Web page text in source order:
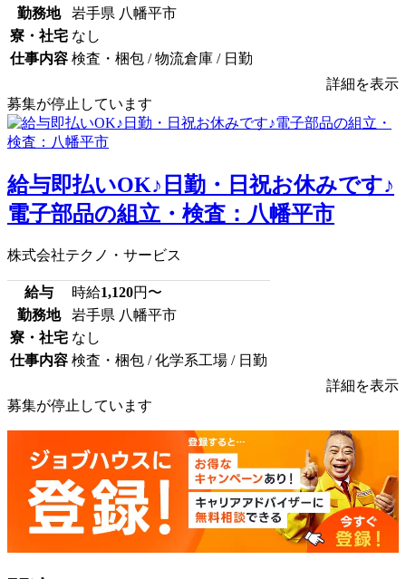
勤務地
岩手県 八幡平市
寮・社宅 なし
仕事内容 検査・梱包 / 物流倉庫 / 日勤
詳細を表示
募集が停止しています
給与即払いOK♪日勤・日祝お休みです♪
電子部品の組立・検査：八幡平市
株式会社テクノ・サービス
給与 時給1,120円〜
勤務地
岩手県 八幡平市
寮・社宅 なし
仕事内容 検査・梱包 / 化学系工場 / 日勤
詳細を表示
募集が停止しています